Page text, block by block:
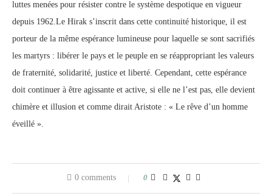
luttes menées pour résister contre le système despotique en vigueur
depuis 1962.Le Hirak s’inscrit dans cette continuité historique, il est
porteur de la même espérance lumineuse pour laquelle se sont sacrifiés
les martyrs : libérer le pays et le peuple en se réappropriant les valeurs
de fraternité, solidarité, justice et liberté. Cependant, cette espérance
doit continuer à être agissante et active, si elle ne l’est pas, elle devient
chimère et illusion et comme dirait Aristote : « Le rêve d’un homme
éveillé ».
0 comments 0